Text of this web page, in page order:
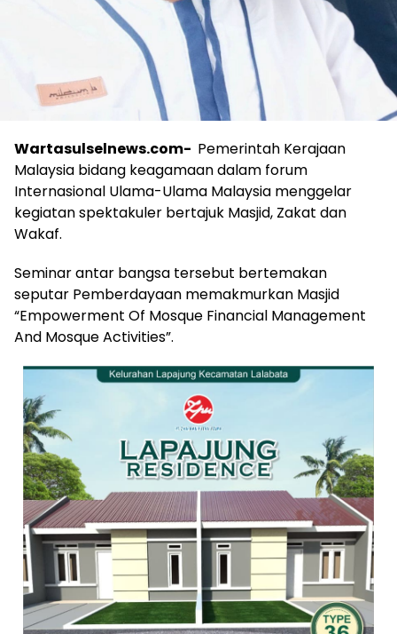
Wartasulselnews.com- Pemerintah Kerajaan
Malaysia bidang keagamaan dalam forum
Internasional Ulama-Ulama Malaysia menggelar
kegiatan spektakuler bertajuk Masjid, Zakat dan
Wakaf.
Seminar antar bangsa tersebut bertemakan
seputar Pemberdayaan memakmurkan Masjid
“Empowerment Of Mosque Financial Management
And Mosque Activities”.